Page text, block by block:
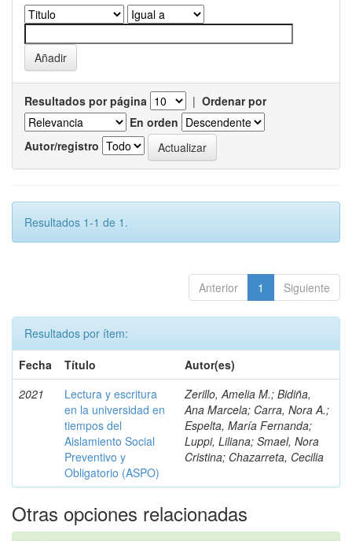
Resultados por página | Ordenar por
En orden
Autor/registro
Resultados 1-1 de 1.
Anterior 1 Siguiente
Resultados por ítem:
Fecha
Título
Autor(es)
2021
Lectura y escritura
en la universidad en
tiempos del
Aislamiento Social
Preventivo y
Obligatorio (ASPO)
Zerillo, Amelia M.; Bidiña,
Ana Marcela; Carra, Nora A.;
Espelta, María Fernanda;
Luppi, Liliana; Smael, Nora
Cristina; Chazarreta, Cecilia
Otras opciones relacionadas